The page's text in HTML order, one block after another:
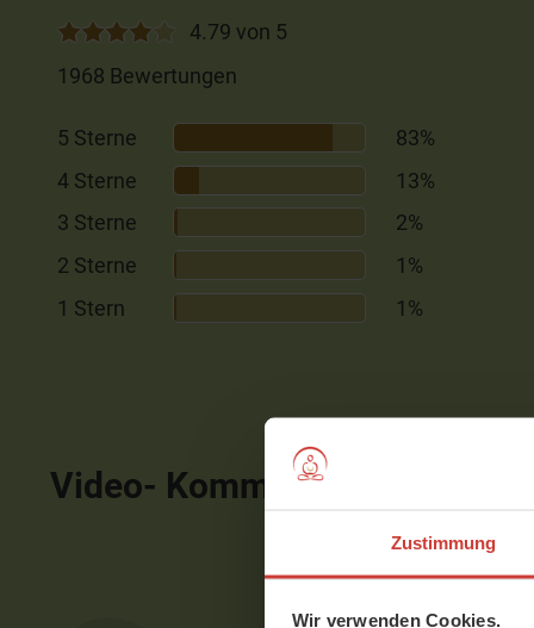
Zustimmung
Wir verwenden Cookies.
4.79 von 5
1968 Bewertungen
5 Sterne
83%
4 Sterne
13%
3 Sterne
2%
2 Sterne
1%
1 Stern
1%
Video- Kommentare